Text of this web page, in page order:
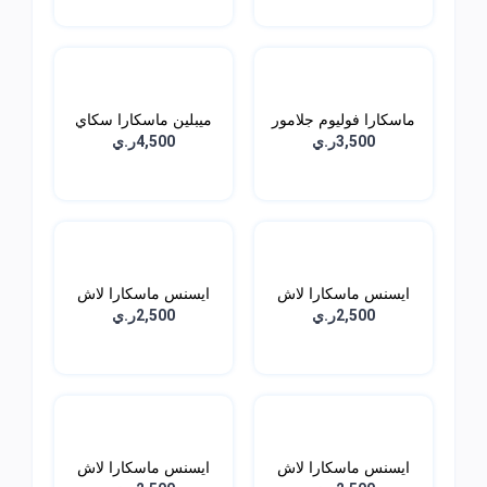
ماسكارا فوليوم جلامور
ا...
3,500ر.ي
ميبلين ماسكارا سكاي
هاي...
4,500ر.ي
ايسنس ماسكارا لاش
برينس...
2,500ر.ي
ايسنس ماسكارا لاش
برنسس...
2,500ر.ي
ايسنس ماسكارا لاش
ايسنس ماسكارا لاش